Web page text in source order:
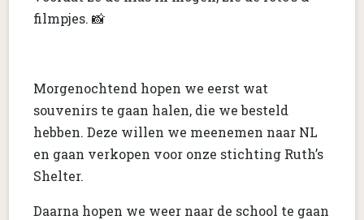
filmpjes. 📸
Morgenochtend hopen we eerst wat
souvenirs te gaan halen, die we besteld
hebben. Deze willen we meenemen naar NL
en gaan verkopen voor onze stichting Ruth’s
Shelter.
Daarna hopen we weer naar de school te gaan